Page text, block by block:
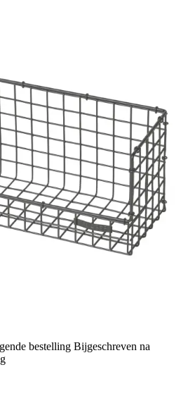
bestelling Bijgeschreven na